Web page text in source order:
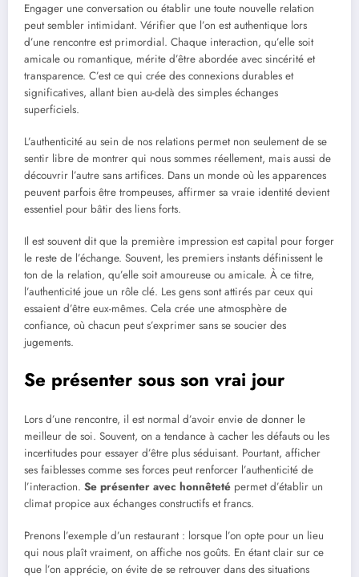
Engager une conversation ou établir une toute nouvelle relation
peut sembler intimidant. Vérifier que l’on est authentique lors
d’une rencontre est primordial. Chaque interaction, qu’elle soit
amicale ou romantique, mérite d’être abordée avec sincérité et
transparence. C’est ce qui crée des connexions durables et
significatives, allant bien au-delà des simples échanges
superficiels.
L’authenticité au sein de nos relations permet non seulement de se
sentir libre de montrer qui nous sommes réellement, mais aussi de
découvrir l’autre sans artifices. Dans un monde où les apparences
peuvent parfois être trompeuses, affirmer sa vraie identité devient
essentiel pour bâtir des liens forts.
Il est souvent dit que la première impression est capital pour forger
le reste de l’échange. Souvent, les premiers instants définissent le
ton de la relation, qu’elle soit amoureuse ou amicale. À ce titre,
l’authenticité joue un rôle clé. Les gens sont attirés par ceux qui
essaient d’être eux-mêmes. Cela crée une atmosphère de
confiance, où chacun peut s’exprimer sans se soucier des
jugements.
Se présenter sous son vrai jour
Lors d’une rencontre, il est normal d’avoir envie de donner le
meilleur de soi. Souvent, on a tendance à cacher les défauts ou les
incertitudes pour essayer d’être plus séduisant. Pourtant, afficher
ses faiblesses comme ses forces peut renforcer l’authenticité de
l’interaction. Se présenter avec honnêteté permet d’établir un
climat propice aux échanges constructifs et francs.
Prenons l’exemple d’un restaurant : lorsque l’on opte pour un lieu
qui nous plaît vraiment, on affiche nos goûts. En étant clair sur ce
que l’on apprécie, on évite de se retrouver dans des situations